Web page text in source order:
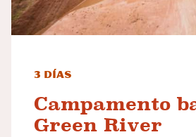
3 días
Campamento
Green River